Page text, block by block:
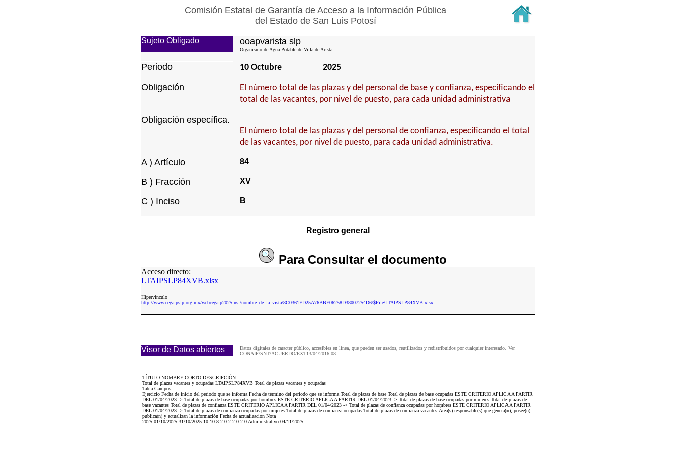
Comisión Estatal de Garantía de Acceso a la Información Pública
del Estado de San Luis Potosí
Sujeto Obligado ooapvarista slp
Organismo de Agua Potable de Villa de Arista.
Periodo 10 Octubre 2025
Obligación
El número total de las plazas y del personal de base y confianza, especificando el
total de las vacantes, por nivel de puesto, para cada unidad administrativa
Obligación específica.
El número total de las plazas y del personal de confianza, especificando el total
de las vacantes, por nivel de puesto, para cada unidad administrativa.
A ) Artículo 84
B ) Fracción XV
C ) Inciso B
Registro general
Para Consultarel documento
Acceso directo:
LTAIPSLP84XVB.xlsx
Hipervinculo
http://www.cegaipslp.org.mx/webcegaip2025.nsf/nombre_de_la_vista/8C0361FD25A76BBE06258D38007254D6/$File/LTAIPSLP84XVB.xlsx
Visor de Datos abiertos
Datos digitales de caracter público, accesibles en linea, que pueden ser usados, reutilizados y redistribuidos por cualquier interesado. Ver
CONAIP/SNT/ACUERDO/EXT13/04/2016-08
TÍTULO NOMBRE CORTO DESCRIPCIÓN
Total de plazas vacantes y ocupadas LTAIPSLP84XVB Total de plazas vacantes y ocupadas
Tabla Campos
Ejercicio Fecha de inicio del periodo que se informa Fecha de término del periodo que se informa Total de plazas de base Total de plazas de base ocupadas ESTE CRITERIO APLICA A PARTIR
DEL 01/04/2023 -> Total de plazas de base ocupadas por hombres ESTE CRITERIO APLICA A PARTIR DEL 01/04/2023 -> Total de plazas de base ocupadas por mujeres Total de plazas de
base vacantes Total de plazas de confianza ESTE CRITERIO APLICA A PARTIR DEL 01/04/2023 -> Total de plazas de confianza ocupadas por hombres ESTE CRITERIO APLICA A PARTIR
DEL 01/04/2023 -> Total de plazas de confianza ocupadas por mujeres Total de plazas de confianza ocupadas Total de plazas de confianza vacantes Área(s) responsable(s) que genera(n), posee(n),
publica(n) y actualizan la información Fecha de actualización Nota
2025 01/10/2025 31/10/2025 10 10 8 2 0 2 2 0 2 0 Administrativo 04/11/2025